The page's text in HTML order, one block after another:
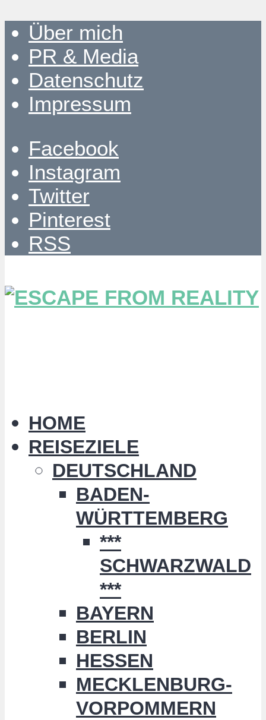
Über mich
PR & Media
Datenschutz
Impressum
Facebook
Instagram
Twitter
Pinterest
RSS
HOME
REISEZIELE
DEUTSCHLAND
BADEN-
WÜRTTEMBERG
***
SCHWARZWALD
***
BAYERN
BERLIN
HESSEN
MECKLENBURG-
VORPOMMERN